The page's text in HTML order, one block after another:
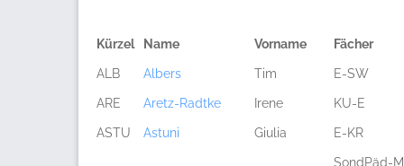
Kürzel Name Vorname Fächer
ALB Albers Tim E-SW
ARE Aretz-Radtke Irene KU-E
ASTU Astuni Giulia E-KR
SondPäd-